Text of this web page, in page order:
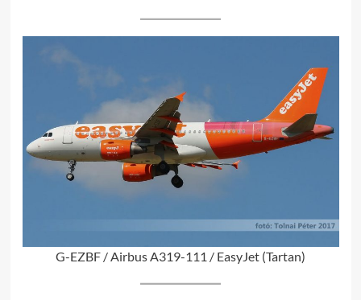
G-EZBF / Airbus A319-111 / EasyJet (Tartan)